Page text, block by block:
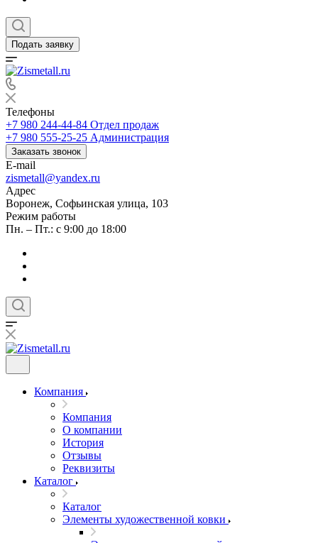
Подать заявку
Телефоны
+7 980 244-44-84 Отдел продаж
+7 980 555-25-25 Администрация
Заказать звонок
E-mail
zismetall@yandex.ru
Адрес
Воронеж, Софьинская улица, 103
Режим работы
Пн. – Пт.: с 9:00 до 18:00
Компания
Компания
О компании
История
Отзывы
Реквизиты
Каталог
Каталог
Элементы художественной ковки